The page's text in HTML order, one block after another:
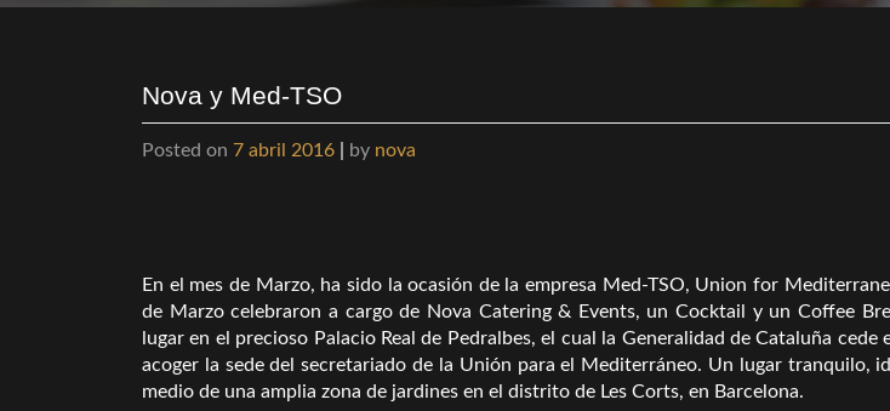
Nova y Med-TSO
Posted on 7 abril 2016 by nova
En el mes de Marzo, ha sido la ocasión de la empresa Med-TSO, Union for
de Marzo celebraron a cargo de Nova Catering & Events, un Cocktail y un Coffee
lugar en el precioso Palacio Real de Pedralbes, el cual la Generalidad de Cataluña cede
acoger la sede del secretariado de la Unión para el Mediterráneo. Un lugar tranquilo,
medio de una amplia zona de jardines en el distrito de Les Corts, en Barcelona.